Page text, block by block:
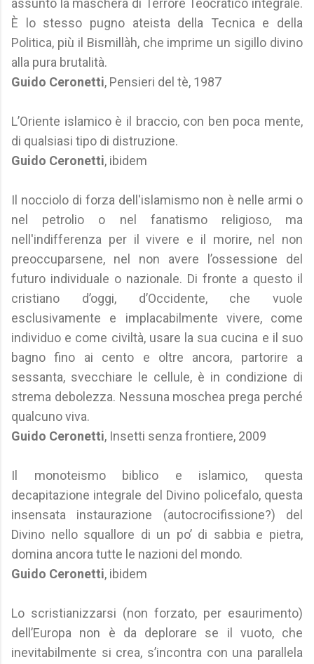
assunto la maschera di Terrore Teocratico integrale.
È lo stesso pugno ateista della Tecnica e della
Politica, più il Bismillàh, che imprime un sigillo divino
alla pura brutalità.
Guido Ceronetti, Pensieri del tè, 1987
L’Oriente islamico è il braccio, con ben poca mente,
di qualsiasi tipo di distruzione.
Guido Ceronetti, ibidem
Il nocciolo di forza dell'islamismo non è nelle armi o
nel petrolio o nel fanatismo religioso, ma
nell'indifferenza per il vivere e il morire, nel non
preoccuparsene, nel non avere l’ossessione del
futuro individuale o nazionale. Di fronte a questo il
cristiano d’oggi, d’Occidente, che vuole
esclusivamente e implacabilmente vivere, come
individuo e come civiltà, usare la sua cucina e il suo
bagno fino ai cento e oltre ancora, partorire a
sessanta, svecchiare le cellule, è in condizione di
strema debolezza. Nessuna moschea prega perché
qualcuno viva.
Guido Ceronetti, Insetti senza frontiere, 2009
Il monoteismo biblico e islamico, questa
decapitazione integrale del Divino policefalo, questa
insensata instaurazione (autocrocifissione?) del
Divino nello squallore di un po’ di sabbia e pietra,
domina ancora tutte le nazioni del mondo.
Guido Ceronetti, ibidem
Lo scristianizzarsi (non forzato, per esaurimento)
dell’Europa non è da deplorare se il vuoto, che
inevitabilmente si crea, s’incontra con una parallela